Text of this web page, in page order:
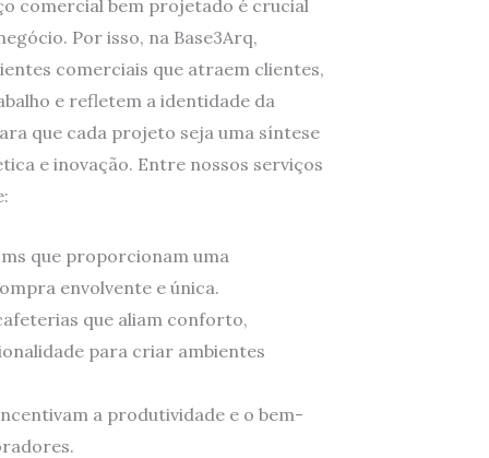
comercial bem projetado é crucial
Por isso, na Base3Arq,
comerciais que atraem clientes,
e refletem a identidade da
que cada projeto seja uma síntese
e inovação. Entre nossos serviços
que proporcionam uma
envolvente e única.
que aliam conforto,
para criar ambientes
a produtividade e o bem-